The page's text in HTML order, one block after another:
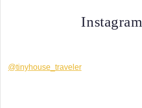
Instagram
@tinyhouse_traveler